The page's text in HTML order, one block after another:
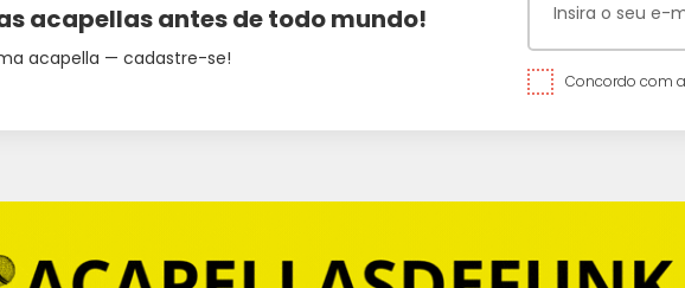
acapellas antes de todo mundo!
acapella — cadastre-se!
Concordo com